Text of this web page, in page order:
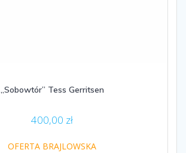
„Sobowtór” Tess Gerritsen
400,00 zł
OFERTA BRAJLOWSKA